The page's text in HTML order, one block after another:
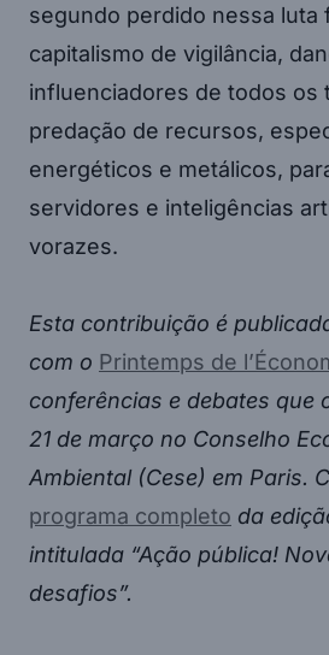
segundo perdido nessa luta
capitalismo de vigilância,
influenciadores de todos os
predação de recursos,
energéticos e metálicos,
servidores e inteligências
vorazes.
Esta contribuição é
com o Printemps de
conferências e debates que
21 de março no Conselho
Ambiental (Cese) em Paris.
programa completo da
intitulada “Ação pública!
desafios”.